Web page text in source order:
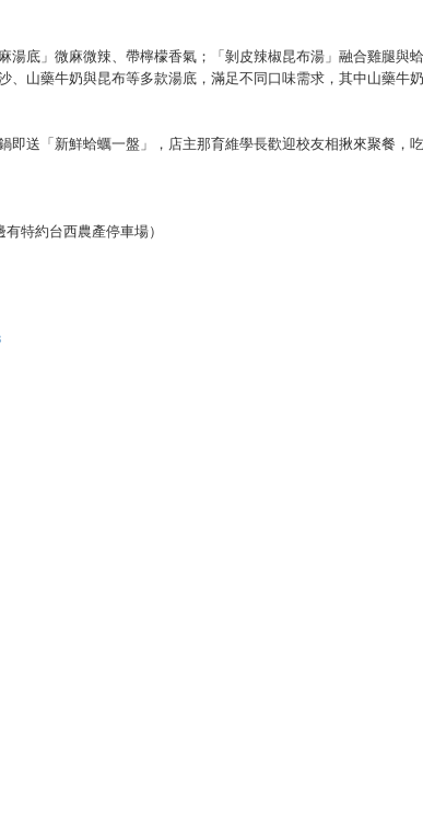
湯底」微麻微辣、帶檸檬香氣；「剝皮辣椒昆布湯」融合雞腿與
、山藥牛奶與昆布等多款湯底，滿足不同口味需求，其中山藥牛
送「新鮮蛤蠣一盤」，店主那育維學長歡迎校友相揪來聚餐，
特約台西農產停車場）